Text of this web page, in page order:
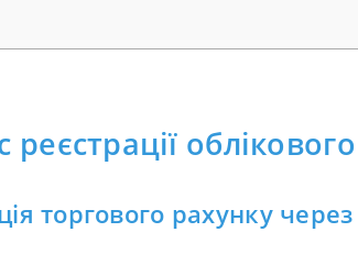
реєстрації
торгового рахунку